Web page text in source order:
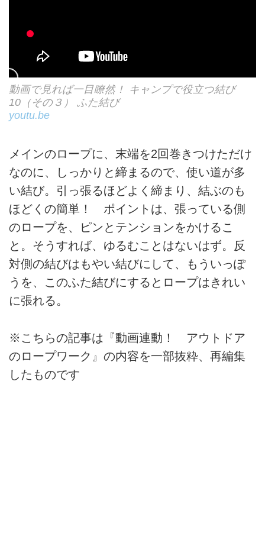
動画で見れば一目瞭然！ キャンプで役立つ結び
10（その３） ふた結び
youtu.be
メインのロープに、末端を2回巻きつけただけ
なのに、しっかりと締まるので、使い道が多
い結び。引っ張るほどよく締まり、結ぶのも
ほどくの簡単！ ポイントは、張っている側
のロープを、ピンとテンションをかけるこ
と。そうすれば、ゆるむことはないはず。反
対側の結びはもやい結びにして、もういっぽ
うを、このふた結びにするとロープはきれい
に張れる。
※こちらの記事は『動画連動！ アウトドア
のロープワーク』の内容を一部抜粋、再編集
したものです